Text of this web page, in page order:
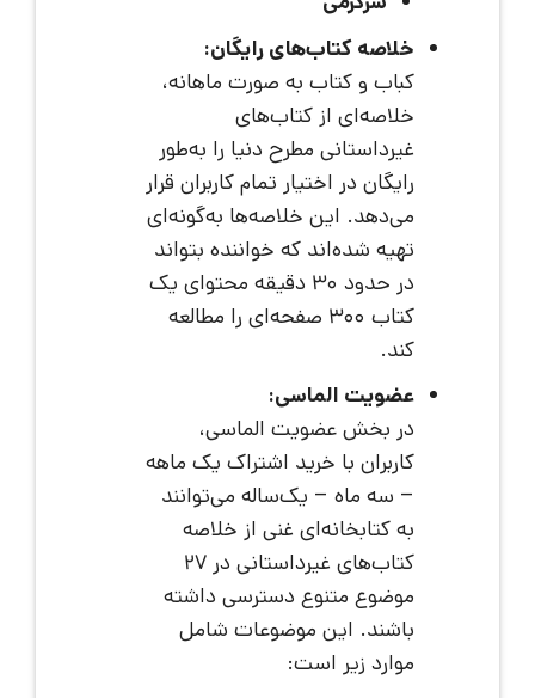
خلاصه کتاب‌های رایگان:
کباب و کتاب به صورت ماهانه،
خلاصه‌ای از کتاب‌های
غیرداستانی مطرح دنیا را به‌طور
رایگان در اختیار تمام کاربران قرار
می‌دهد. این خلاصه‌ها به‌گونه‌ای
تهیه شده‌اند که خواننده بتواند
در حدود ۳۰ دقیقه محتوای یک
کتاب ۳۰۰ صفحه‌ای را مطالعه
کند.
عضویت الماسی:
در بخش عضویت الماسی،
کاربران با خرید اشتراک یک ماهه
– سه ماه – یک‌ساله می‌توانند
به کتابخانه‌ای غنی از خلاصه
کتاب‌های غیرداستانی در ۲۷
موضوع متنوع دسترسی داشته
باشند. این موضوعات شامل
موارد زیر است: